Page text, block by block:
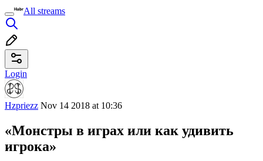
All streams
Login
Hzpriezz Nov 14 2018 at 10:36
«Монстры в играх или как удивить
игрока»